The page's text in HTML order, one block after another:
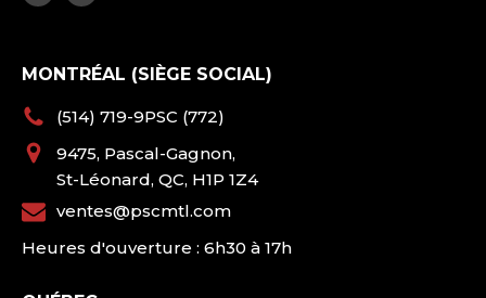
MONTRÉAL (SIÈGE SOCIAL)
(514) 719-9PSC (772)
9475, Pascal-Gagnon,
St-Léonard, QC, H1P 1Z4
ventes@pscmtl.com
Heures d'ouverture : 6h30 à 17h